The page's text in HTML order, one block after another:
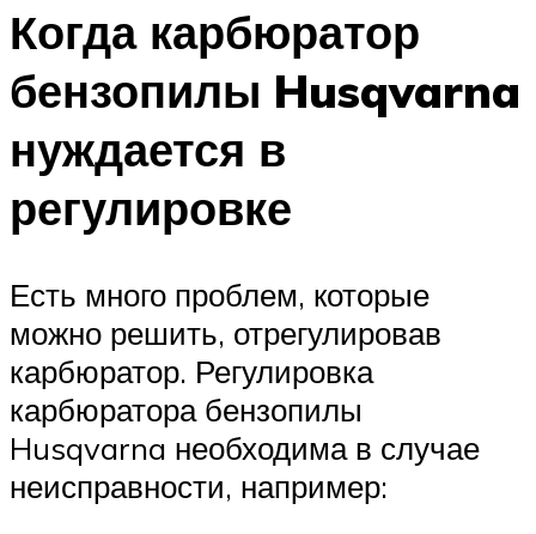
Когда карбюратор
бензопилы Husqvarna
нуждается в
регулировке
Есть много проблем, которые
можно решить, отрегулировав
карбюратор. Регулировка
карбюратора бензопилы
Husqvarna необходима в случае
неисправности, например: